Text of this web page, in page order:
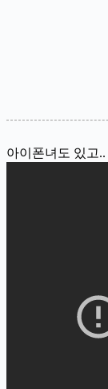
아이폰녀도 있고..